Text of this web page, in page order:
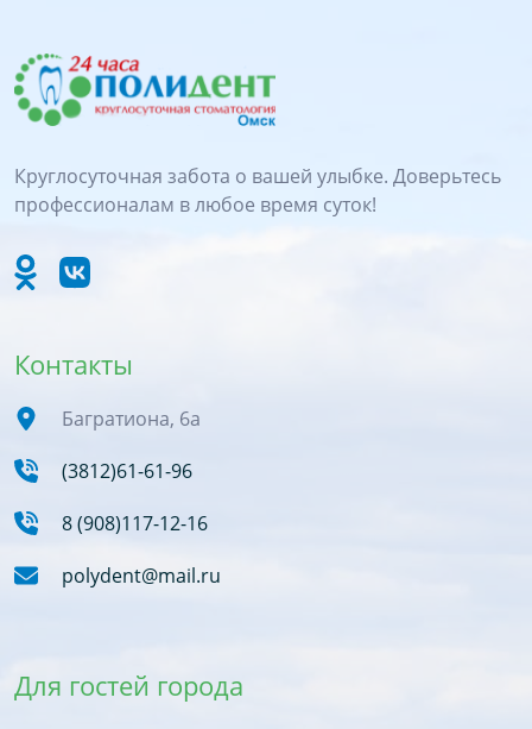
Круглосуточная забота о вашей улыбке. Доверьтесь
профессионалам в любое время суток!
Контакты
Багратиона, 6а
(3812)61-61-96
8 (908)117-12-16
polydent@mail.ru
Для гостей города